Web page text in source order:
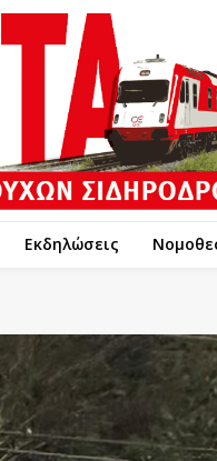
Εκδηλώσεις